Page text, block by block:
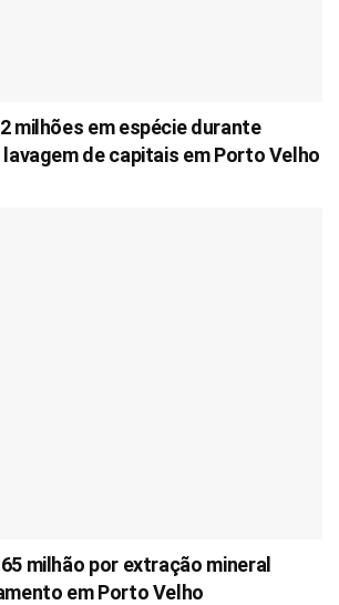
milhões em espécie durante
de capitais em Porto Velho
milhão por extração mineral
em Porto Velho